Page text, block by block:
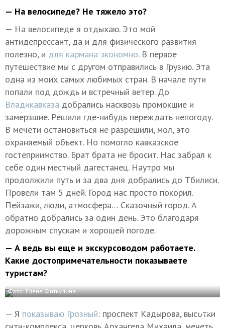
— На велосипеде? Не тяжело это?
— На велосипеде я отдыхаю. Это мой
антидепрессант, да и для физического развития
полезно, и для кармана экономно. В первое
путешествие мы с другом отправились в Грузию. Эта
одна из моих самых любимых стран. В начале пути
попали под дождь и встречный ветер. До
Владикавказа добрались насквозь промокшие и
замерзшие. Решили где-нибудь переждать непогоду.
В мечети остановиться не разрешили, мол, это
охраняемый объект. Но помогло кавказское
гостеприимство. Брат брата не бросит. Нас забрал к
себе один местный дагестанец. Наутро мы
продолжили путь и за два дня добрались до Тбилиси.
Провели там 5 дней. Город нас просто покорил.
Пейзажи, люди, атмосфера… Сказочный город. А
обратно добрались за один день. Это благодаря
дорожным спускам и хорошей погоде.
— А ведь вы еще и экскурсоводом работаете.
Какие достопримечательности показываете
туристам?
Фото: Елена Фиткулина
— Я показываю Грозный: проспект Кадырова, высотки